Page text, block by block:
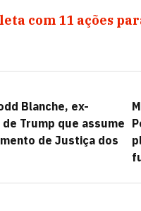
com 11 ações
Blanche, ex-
Trump que assume
de Justiça dos